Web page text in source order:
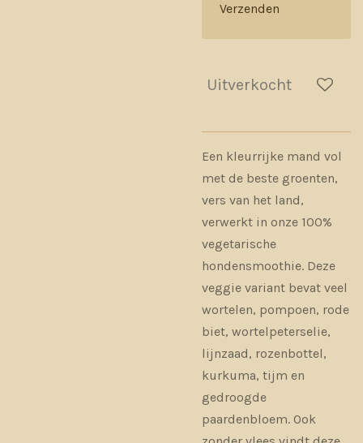
Verzenden
Uitverkocht
Een kleurrijke mand vol
met de beste groenten,
vers van het land,
verwerkt in onze 100%
vegetarische
hondensmoothie. Deze
veggie variant bevat veel
wortelen, pompoen, rode
biet, wortelpeterselie,
lijnzaad, rozenbottel,
kurkuma, tijm en
gedroogde
paardenbloem. Ook